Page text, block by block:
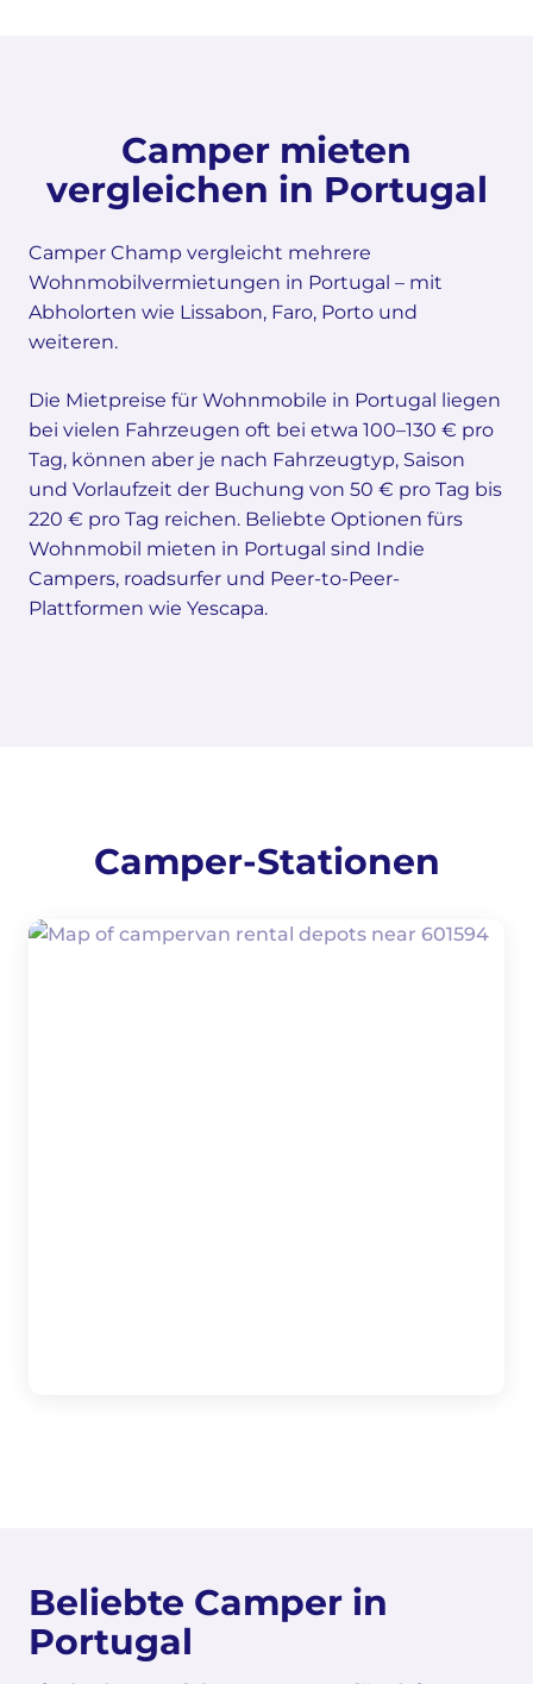
Camper mieten
vergleichen in Portugal
Camper Champ vergleicht mehrere
Wohnmobilvermietungen in Portugal – mit
Abholorten wie Lissabon, Faro, Porto und
weiteren.
Die Mietpreise für Wohnmobile in Portugal liegen
bei vielen Fahrzeugen oft bei etwa 100–130 € pro
Tag, können aber je nach Fahrzeugtyp, Saison
und Vorlaufzeit der Buchung von 50 € pro Tag bis
220 € pro Tag reichen. Beliebte Optionen fürs
Wohnmobil mieten in Portugal sind Indie
Campers, roadsurfer und Peer-to-Peer-
Plattformen wie Yescapa.
Camper-Stationen
Beliebte Camper in
Portugal